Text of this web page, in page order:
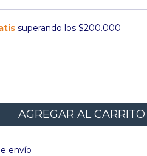
superando los$200.000
el CP:
envío